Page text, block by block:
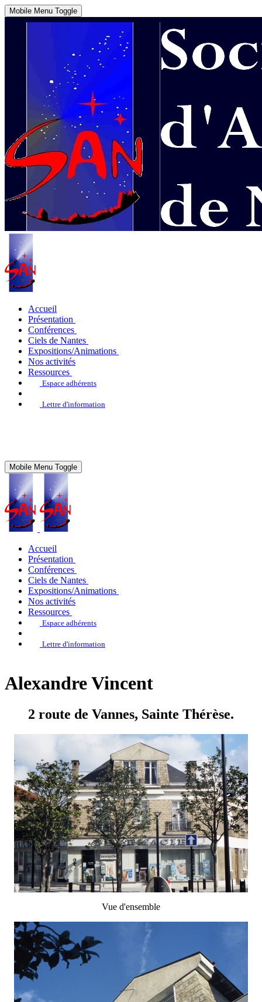
Mobile Menu Toggle
Accueil
Présentation
Conférences
Ciels de Nantes
Expositions/Animations
Nos activités
Ressources
Espace adhérents
Lettre d'information
Mobile Menu Toggle
Accueil
Présentation
Conférences
Ciels de Nantes
Expositions/Animations
Nos activités
Ressources
Espace adhérents
Lettre d'information
Alexandre Vincent
2 route de Vannes, Sainte Thérèse.
Vue d'ensemble